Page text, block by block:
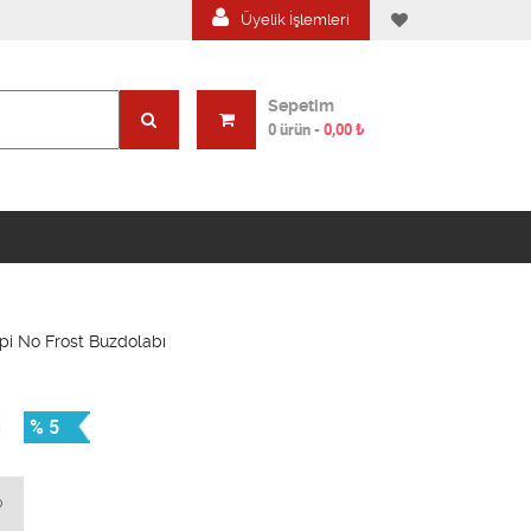
Üyelik İşlemleri
Sepetim
0 ürün - 0,00 ₺
No Frost Buzdolabı
% 5